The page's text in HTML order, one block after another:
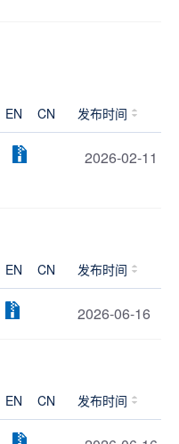
EN CN 发布时间
2026-02-11
EN CN 发布时间
2026-06-16
EN CN 发布时间